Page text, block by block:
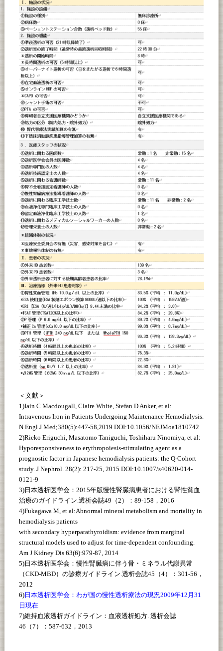
＜文献＞
1)Iain C Macdougall, Claire White, Stefan D Anker, et al:
Intravenous Iron in Patients Undergoing Maintenance Hemodialysis.
N Engl J Med;380(5):447-58,2019 DOI:10.1056/NEJMoa1810742
2)Rieko Eriguchi, Masatomo Taniguchi, Toshiharu Ninomiya, et al:
Hyporesponsiveness to erythropoiesis-stimulating agent as a
prognostic factor in Japanese hemodialysis patients: the Q-Cohort
study. J Nephrol. 28(2): 217-25, 2015 DOI:10.1007/s40620-014-
0121-9
3)日本透析医学会：2015年版慢性腎臓病患者における腎性貧血
治療のガイドライン.透析会誌49（2）：89-158，2016
4)Fukagawa M, et al:Abnormal mineral metabolism and mortality in
hemodialysis patients
with secondary hyperparathyroidism: evidence from marginal
structural models used to adjust for time-dependent confounding.
Am J Kidney Dis 63(6):979-87, 2014
5)日本透析医学会：慢性腎臓病に伴う骨・ミネラル代謝異常
（CKD-MBD）の診療ガイドライン.透析会誌45（4）：301-56，
2012
6)日本透析医学会：わが国の慢性透析療法の現況2009年12月31
日現在
7)維持血液透析ガイドライン：血液透析処方. 透析会誌
46（7）：587-632，2013